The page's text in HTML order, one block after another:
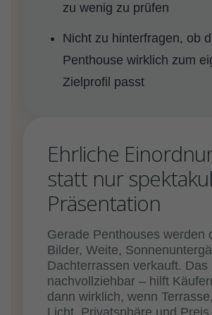
zu wenig zu prüfen
Nicht zu hinterfragen, ob
Penthouse wirklich zum
Zielprofil passt
Ehrliche
statt nur
Präsentation
Gerade Penthouses werden
Bilder, Weite,
Dachterrassen verkauft. Das
nachvollziehbar – hilft
dann wirklich, wenn
Licht, Privatsphäre und Preis